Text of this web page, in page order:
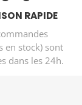
RAPIDE
en stock) sont
dans les 24h.